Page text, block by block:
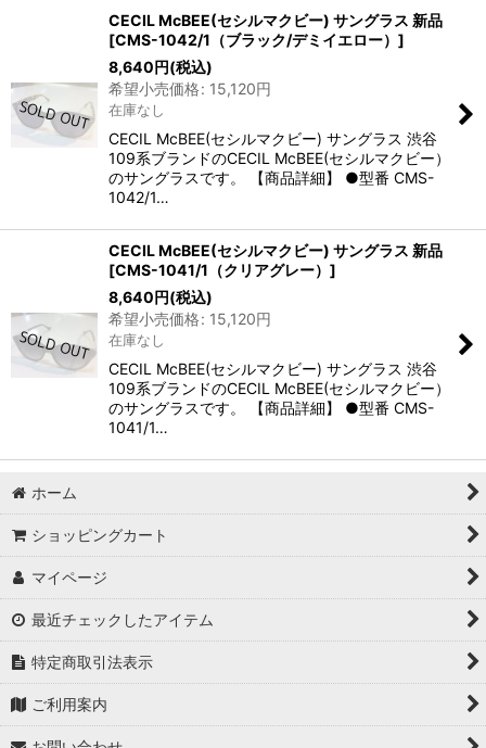
並び順:
絞り込む
CECIL McBEE(セシルマクビー) サングラス 新品
[CMS-1042/1（ブラック/デミイエロー） ]
8,640 円(税込)
希望小売価格: 15,120円
在庫なし
CECIL McBEE(セシルマクビー) サングラス 渋谷
109系ブランドのCECIL McBEE(セシルマクビー）
のサングラスです。 【商品詳細】 ●型番 CMS-
1042/1…
CECIL McBEE(セシルマクビー) サングラス 新品
[CMS-1041/1（クリアグレー） ]
8,640 円(税込)
希望小売価格: 15,120円
在庫なし
CECIL McBEE(セシルマクビー) サングラス 渋谷
109系ブランドのCECIL McBEE(セシルマクビー）
のサングラスです。 【商品詳細】 ●型番 CMS-
1041/1…
ホーム
ショッピングカート
マイページ
最近チェックしたアイテム
特定商取引法表示
ご利用案内